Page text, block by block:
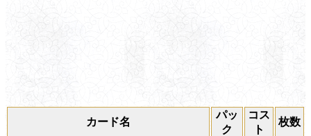
カード名
パッ
ク
コス
ト
枚数